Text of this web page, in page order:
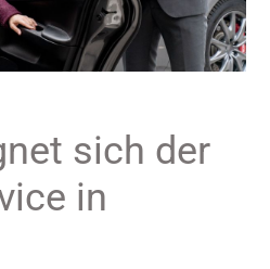
sich der
in